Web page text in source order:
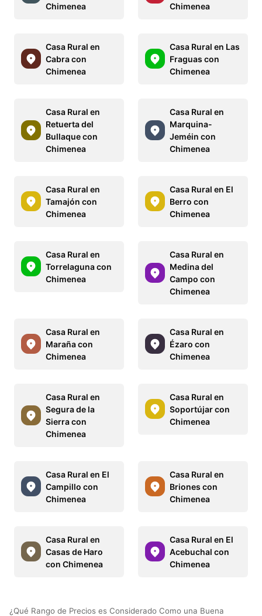
Chimenea
Chimenea
Casa Rural en
Cabra con
Chimenea
Casa Rural en Las
Fraguas con
Chimenea
Casa Rural en
Retuerta del
Bullaque con
Chimenea
Casa Rural en
Marquina-
Jeméin con
Chimenea
Casa Rural en
Tamajón con
Chimenea
Casa Rural en El
Berro con
Chimenea
Casa Rural en
Torrelaguna con
Chimenea
Casa Rural en
Medina del
Campo con
Chimenea
Casa Rural en
Maraña con
Chimenea
Casa Rural en
Ézaro con
Chimenea
Casa Rural en
Segura de la
Sierra con
Chimenea
Casa Rural en
Soportújar con
Chimenea
Casa Rural en El
Campillo con
Chimenea
Casa Rural en
Briones con
Chimenea
Casa Rural en
Casas de Haro
con Chimenea
Casa Rural en El
Acebuchal con
Chimenea
¿Qué Rango de Precios es Considerado Como una Buena